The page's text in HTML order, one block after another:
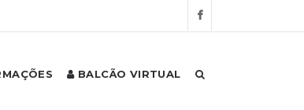
BALCÃO VIRTUAL